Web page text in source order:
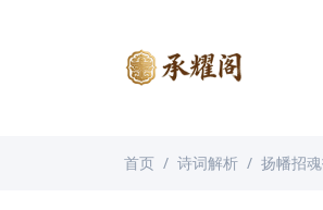
首页 诗词解析 扬幡招